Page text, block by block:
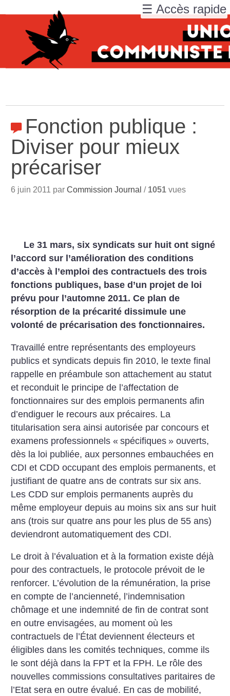
Fonction publique :
Diviser pour mieux
précariser
6 juin 2011 parCommission Journal / 1051 vues
Le 31 mars, six syndicats sur huit ont signé
l’accord sur l’amélioration des conditions
d’accès à l’emploi des contractuels des trois
fonctions publiques, base d’un projet de loi
prévu pour l’automne 2011. Ce plan de
résorption de la précarité dissimule une
volonté de précarisation des fonctionnaires.
Travaillé entre représentants des employeurs
publics et syndicats depuis fin 2010, le texte final
rappelle en préambule son attachement au statut
et reconduit le principe de l’affectation de
fonctionnaires sur des emplois permanents afin
d’endiguer le recours aux précaires. La
titularisation sera ainsi autorisée par concours et
examens professionnels « spécifiques » ouverts,
dès la loi publiée, aux personnes embauchées en
CDI et CDD occupant des emplois permanents, et
justifiant de quatre ans de contrats sur six ans.
Les CDD sur emplois permanents auprès du
même employeur depuis au moins six ans sur huit
ans (trois sur quatre ans pour les plus de 55 ans)
deviendront automatiquement des CDI.
Le droit à l’évaluation et à la formation existe déjà
pour des contractuels, le protocole prévoit de le
renforcer. L’évolution de la rémunération, la prise
en compte de l’ancienneté, l’indemnisation
chômage et une indemnité de fin de contrat sont
en outre envisagées, au moment où les
contractuels de l’État deviennent électeurs et
éligibles dans les comités techniques, comme ils
le sont déjà dans la FPT et la FPH. Le rôle des
nouvelles commissions consultatives paritaires de
l’Etat sera en outre évalué. En cas de mobilité,
☰ Accès rapide